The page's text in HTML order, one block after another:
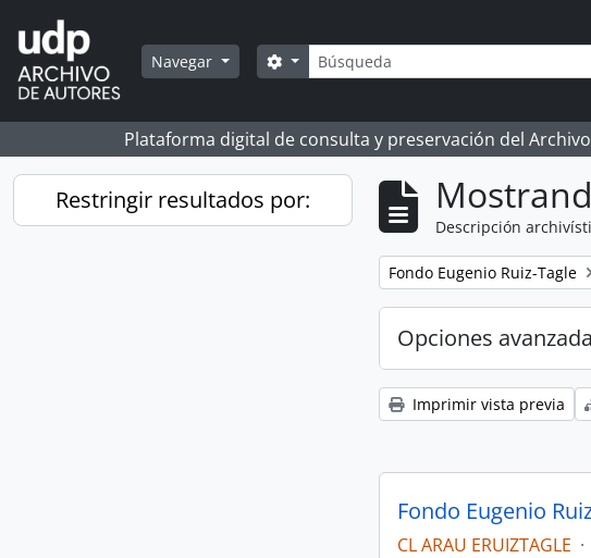
Skip to main content
Navegar Búsqueda
Search options
Plataforma digital de consulta y preservación del
Restringir resultados por:
Descripción
Remove filter:
Fondo Eugenio Ruiz-Tagle
Opciones
Imprimir vista previa
Fondo Eugenio
CL ARAU ERUIZTAGLE ·